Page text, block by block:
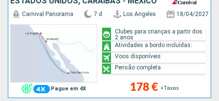
Pague em 4X
Carnival Panorama 7 d Los Angeles 18/04/2027
178 € +Taxas
Clubes para crianças a partir dos
2 anos
Atividades a bordo incluídas:
Voos disponíveis
Pensão completa